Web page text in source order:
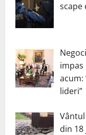
scape
acum:
lideri”
din